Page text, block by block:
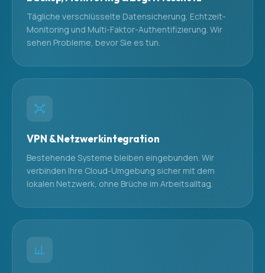
Tägliche verschlüsselte Datensicherung, Echtzeit-
Monitoring und Multi-Faktor-Authentifizierung. Wir
sehen Probleme, bevor Sie es tun.
VPN & Netzwerkintegration
Bestehende Systeme bleiben eingebunden. Wir
verbinden Ihre Cloud-Umgebung sicher mit dem
lokalen Netzwerk, ohne Brüche im Arbeitsalltag.